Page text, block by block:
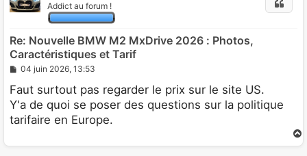
Addict au forum !
Re: Nouvelle BMW M2 MxDrive 2026 : Photos,
Caractéristiques et Tarif
M
s
s
a
g
e
04 juin 2026, 13:53
Faut surtout pas regarder le prix sur le site US.
Y'a de quoi se poser des questions sur la politique
tarifaire en Europe.